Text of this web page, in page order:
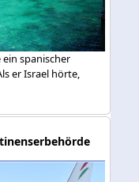
spanischer
er Israel hörte,